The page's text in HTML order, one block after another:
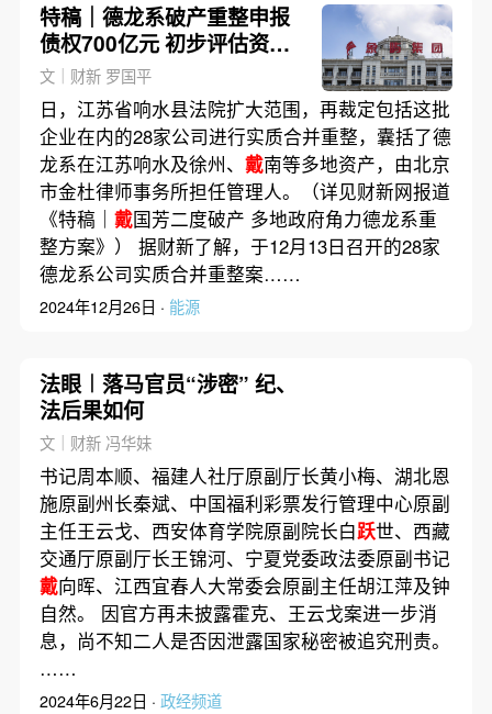
特稿｜德龙系破产重整申报
债权700亿元 初步评估资产
超百亿
文｜财新 罗国平
日，江苏省响水县法院扩大范围，再裁定包括这批
企业在内的28家公司进行实质合并重整，囊括了德
龙系在江苏响水及徐州、 戴南等多地资产，由北京
市金杜律师事务所担任管理人。（详见财新网报道
《特稿｜ 戴国芳二度破产 多地政府角力德龙系重
整方案》） 据财新了解，于12月13日召开的28家
德龙系公司实质合并重整案……
2024年12月26日 · 能源
法眼︱落马官员“涉密” 纪、
法后果如何
文｜财新 冯华妹
书记周本顺、福建人社厅原副厅长黄小梅、湖北恩
施原副州长秦斌、中国福利彩票发行管理中心原副
主任王云戈、西安体育学院原副院长白跃世、西藏
交通厅原副厅长王锦河、宁夏党委政法委原副书记
戴向晖、江西宜春人大常委会原副主任胡江萍及钟
自然。 因官方再未披露霍克、王云戈案进一步消
息，尚不知二人是否因泄露国家秘密被追究刑责。
……
2024年6月22日 · 政经频道